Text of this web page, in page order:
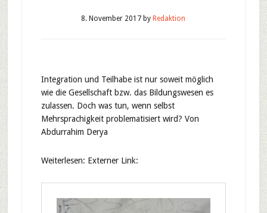
8. November 2017 by Redaktion
Integration und Teilhabe ist nur soweit möglich
wie die Gesellschaft bzw. das Bildungswesen es
zulassen. Doch was tun, wenn selbst
Mehrsprachigkeit problematisiert wird? Von
Abdurrahim Derya
Weiterlesen: Externer Link: